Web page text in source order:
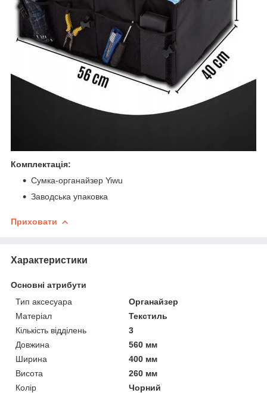
Комплектація:
Сумка-органайзер Yiwu
Заводська упаковка
Приховати
Характеристики
Основні атрибути
Тип аксесуара
Органайзер
Матеріал
Текстиль
Кількість відділень
3
Довжина
560 мм
Ширина
400 мм
Висота
260 мм
Колір
Чорний